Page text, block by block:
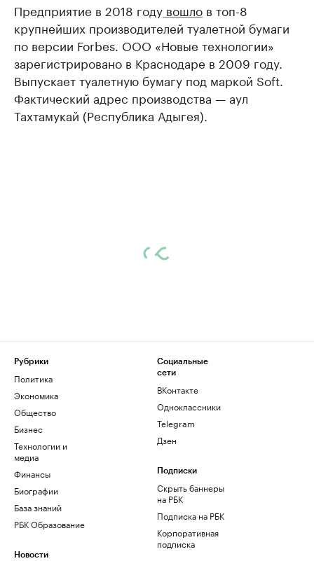
Предприятие в 2018 году вошло в топ-8
крупнейших производителей туалетной бумаги
по версии Forbes. ООО «Новые технологии»
зарегистрировано в Краснодаре в 2009 году.
Выпускает туалетную бумагу под маркой Soft.
Фактический адрес производства — аул
Тахтамукай (Республика Адыгея).
Рубрики
Политика
Экономика
Общество
Бизнес
Технологии и
медиа
Финансы
Биографии
База знаний
РБК Образование
Новости
Социальные
сети
ВКонтакте
Одноклассники
Telegram
Дзен
Подписки
Скрыть баннеры
на РБК
Подписка на РБК
Корпоративная
подписка